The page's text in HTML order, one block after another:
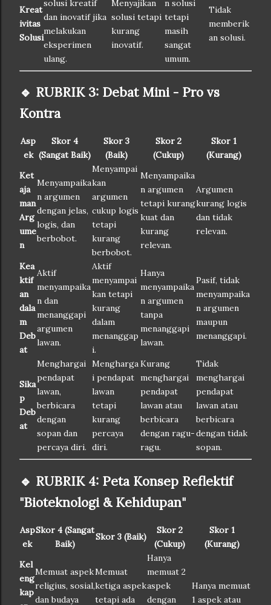
Kreat
ivitas
Solusi
solusi kreatif
dan inovatif jika
melakukan
eksperimen
ulang.
Menyajikan
solusi tetapi
kurang
inovatif.
n solusi
tetapi
masih
sangat
umum.
Tidak
memberik
an solusi.
🔹 RUBRIK 3: Debat Mini - Pro vs
Kontra
Asp
ek
Skor 4
(Sangat Baik)
Skor 3
(Baik)
Skor 2
(Cukup)
Skor 1
(Kurang)
Ket
aja
man
Arg
ume
n
Menyampaika
n argumen
dengan jelas,
logis, dan
berbobot.
Menyampai
kan
argumen
cukup logis
tetapi
kurang
berbobot.
Menyampaika
n argumen
tetapi kurang
kuat dan
kurang
relevan.
Argumen
kurang logis
dan tidak
relevan.
Kea
ktif
an
dala
m
Deb
at
Aktif
menyampaika
n dan
menanggapi
argumen
lawan.
Aktif
menyampai
kan tetapi
kurang
dalam
menanggap
i.
Hanya
menyampaika
n argumen
tanpa
menanggapi
lawan.
Pasif, tidak
menyampaika
n argumen
maupun
menanggapi.
Sika
p
Deb
at
Menghargai
pendapat
lawan,
berbicara
dengan
sopan dan
percaya diri.
Mengharga
i pendapat
lawan
tetapi
kurang
percaya
diri.
Kurang
menghargai
pendapat
lawan atau
berbicara
dengan ragu-
ragu.
Tidak
menghargai
pendapat
lawan atau
berbicara
dengan tidak
sopan.
🔹 RUBRIK 4: Peta Konsep Reflektif
"Bioteknologi & Kehidupan"
Asp
ek
Skor 4 (Sangat
Baik)
Skor 3 (Baik)
Skor 2
(Cukup)
Skor 1
(Kurang)
Kel
eng
kap
Memuat aspek
religius, sosial,
dan budaya
Memuat
ketiga aspek
tetapi ada
Hanya
memuat 2
aspek
dengan
Hanya memuat
1 aspek atau